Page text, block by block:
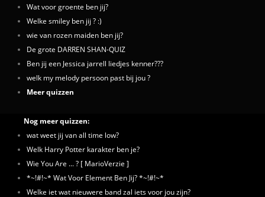
Wat voor groente ben jij?
Welke smiley ben jij ? :)
wie van rozen maiden ben jij?
De grote DARREN SHAN-QUIZ
Ben jij een Jessica jarrell liedjes kenner???
welk my melody persoon past bij jou ?
Meer quizzen
Nog meer quizzen:
wat weet jij van all time low?
Welk Harry Potter karakter ben je?
Wie You Are ... ? [ MarioVerzie ]
*~!#!~* Wat Voor Element Ben Jij? *~!#!~*
Welke iet wat nieuwere band zal iets voor jou zijn?